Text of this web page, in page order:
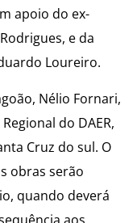
apoio do ex-
e da
Loureiro.
Nélio Fornari,
do DAER,
Cruz do sul. O
obras serão
quando deverá